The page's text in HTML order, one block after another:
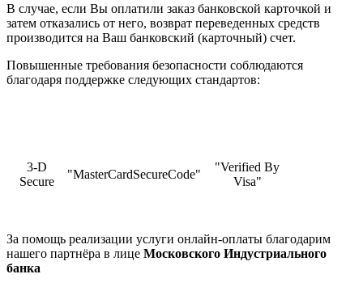
В случае, если Вы оплатили заказ банковской карточкой и
затем отказались от него, возврат переведенных средств
производится на Ваш банковский (карточный) счет.
Повышенные требования безопасности соблюдаются
благодаря поддержке следующих стандартов:
3-D
Secure
"MasterCardSecureCode"
"Verified By
Visa"
За помощь реализации услуги онлайн-оплаты благодарим
нашего партнёра в лице Московского Индустриального
банка